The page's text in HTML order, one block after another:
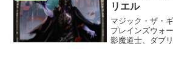
リエル
マジック・ザ・
プレインズウォ
影魔道士、ダブ